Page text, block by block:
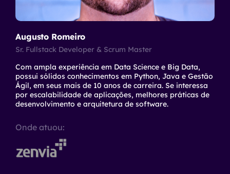
Augusto Romeiro
Sr. Fullstack Developer & Scrum Master
Com ampla experiência em Data Science e Big Data,
possui sólidos conhecimentos em Python, Java e Gestão
Ágil, em seus mais de 10 anos de carreira. Se interessa
por escalabilidade de aplicações, melhores práticas de
desenvolvimento e arquitetura de software.
Onde atuou: